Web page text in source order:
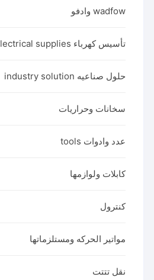
wadfow وادفو
تأسيس كهرباء electrical supplies
حلول صناعيه industry solution
سخانات وحراريات
عدد وادوات tools
كابلات ولوازمها
كنترول
مواتير الحركه ومستلزماتها
نقل تتتت